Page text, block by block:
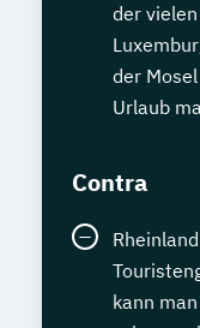
der
der
Urlaub
Contra
kann